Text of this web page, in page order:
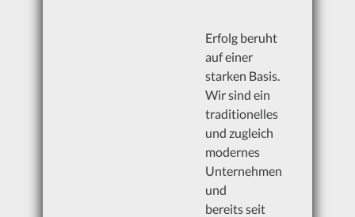
Erfolg beruht
auf einer
starken Basis.
Wir sind ein
traditionelles
und zugleich
modernes
Unternehmen
und
bereits seit